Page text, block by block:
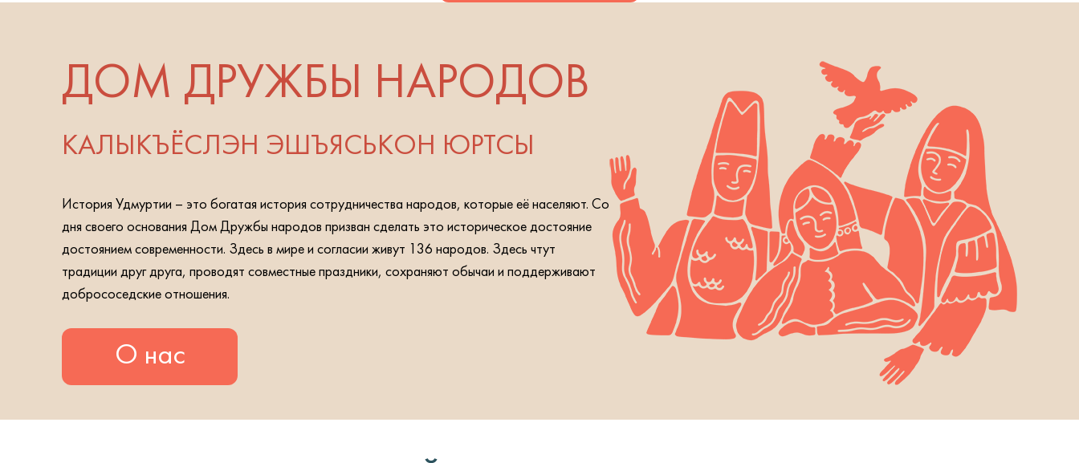
ДОМ ДРУЖБЫ НАРОДОВ
КАЛЫКЪЁСЛЭН ЭШЪЯСЬКОН ЮРТСЫ
История Удмуртии – это богатая история сотрудничества народов, которые её населяют. Со
дня своего основания Дом Дружбы народов призван сделать это историческое достояние
достоянием современности. Здесь в мире и согласии живут 136 народов. Здесь чтут
традиции друг друга, проводят совместные праздники, сохраняют обычаи и поддерживают
добрососедские отношения.
О нас